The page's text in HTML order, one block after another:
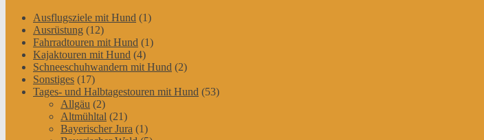
Ausflugsziele mit Hund (1)
Ausrüstung (12)
Fahrradtouren mit Hund (1)
Kajaktouren mit Hund (4)
Schneeschuhwandern mit Hund (2)
Sonstiges (17)
Tages- und Halbtagestouren mit Hund (53)
Allgäu (2)
Altmühltal (21)
Bayerischer Jura (1)